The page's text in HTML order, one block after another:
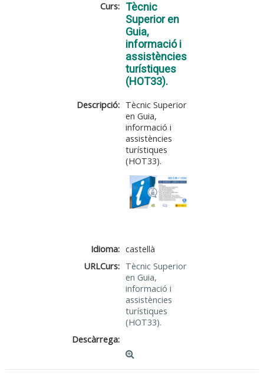
Curs: Tècnic
Superior en
Guia,
informació i
assistències
turístiques
(HOT33).
Descripció: Tècnic Superior
en Guia,
informació i
assistències
turístiques
(HOT33).
Idioma: castellà
URLCurs: Tècnic Superior
en Guia,
informació i
assistències
turístiques
(HOT33).
Descàrrega: